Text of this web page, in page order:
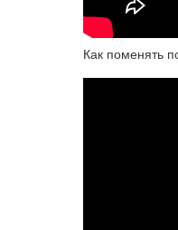
Как поменять